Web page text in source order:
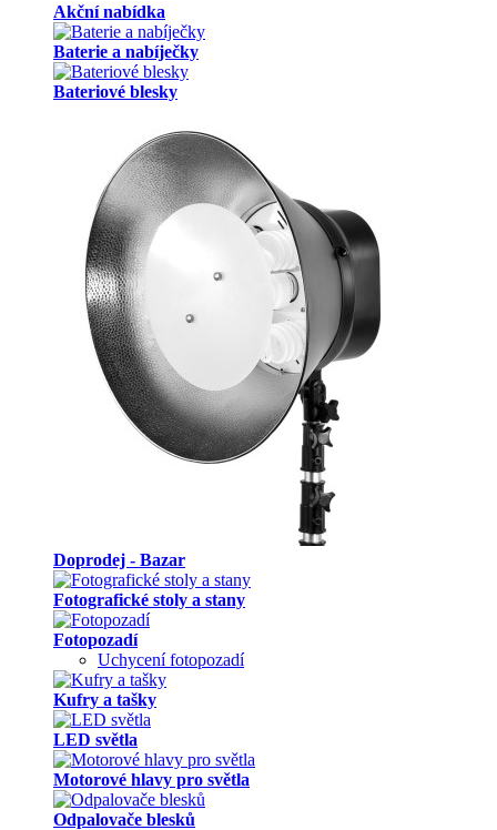
Akční nabídka
Baterie a nabíječky
Bateriové blesky
Doprodej - Bazar
Fotografické stoly a stany
Fotopozadí
Uchycení fotopozadí
Kufry a tašky
LED světla
Motorové hlavy pro světla
Odpalovače blesků